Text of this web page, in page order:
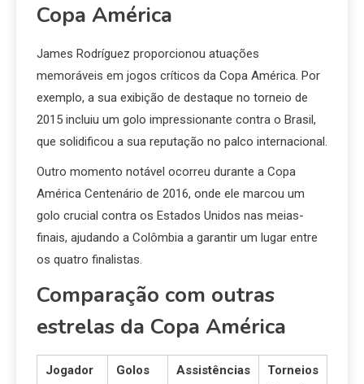
Copa América
James Rodríguez proporcionou atuações
memoráveis em jogos críticos da Copa América. Por
exemplo, a sua exibição de destaque no torneio de
2015 incluiu um golo impressionante contra o Brasil,
que solidificou a sua reputação no palco internacional.
Outro momento notável ocorreu durante a Copa
América Centenário de 2016, onde ele marcou um
golo crucial contra os Estados Unidos nas meias-
finais, ajudando a Colômbia a garantir um lugar entre
os quatro finalistas.
Comparação com outras
estrelas da Copa América
Jogador Golos Assistências
Torneios